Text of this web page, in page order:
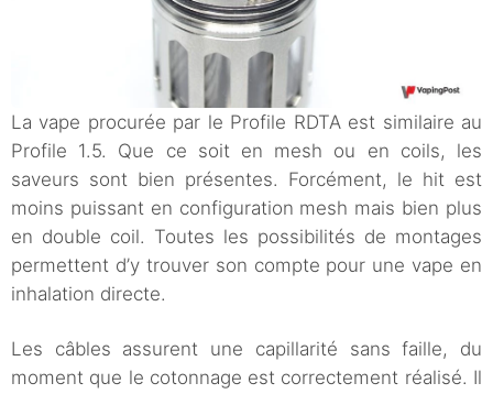
La vape procurée par le Profile RDTA est similaire au
Profile 1.5. Que ce soit en mesh ou en coils, les
saveurs sont bien présentes. Forcément, le hit est
moins puissant en configuration mesh mais bien plus
en double coil. Toutes les possibilités de montages
permettent d’y trouver son compte pour une vape en
inhalation directe.
Les câbles assurent une capillarité sans faille, du
moment que le cotonnage est correctement réalisé. Il